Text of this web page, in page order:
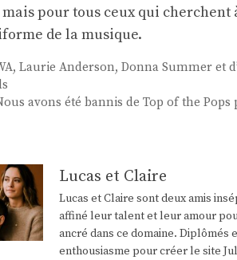
pour tous ceux qui
de la musique.
Laurie Anderson, Donna Summer et
avons été bannis de Top of the
Lucas et Claire
Lucas et Claire sont deux amis
affiné leur talent et leur amour
ancré dans ce domaine. Diplômés
enthousiasme pour créer le site